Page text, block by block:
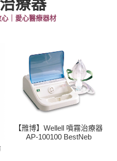
療器
｜愛心醫療器材
【雃博】Wellell 噴霧治療器
AP-100100 BestNeb